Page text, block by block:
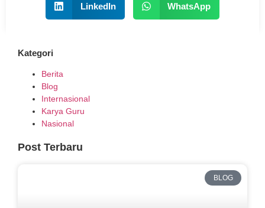
LinkedIn WhatsApp
Kategori
Berita
Blog
Internasional
Karya Guru
Nasional
Post Terbaru
BLOG